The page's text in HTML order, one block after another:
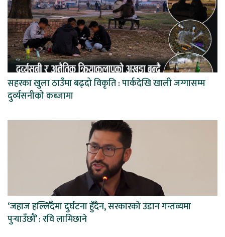
सहरका खुला ठाउँमा बढ्दो विकृति : पार्कदेखि खाली जग्गासम्म
दुर्व्यसनीको कब्जामा
‘जहाज हल्लिँदैमा दुर्घटना हुँदैन, सरकारको उडान गन्तव्यमा
पुर्‍याउँछौं’ : रवि लामिछाने